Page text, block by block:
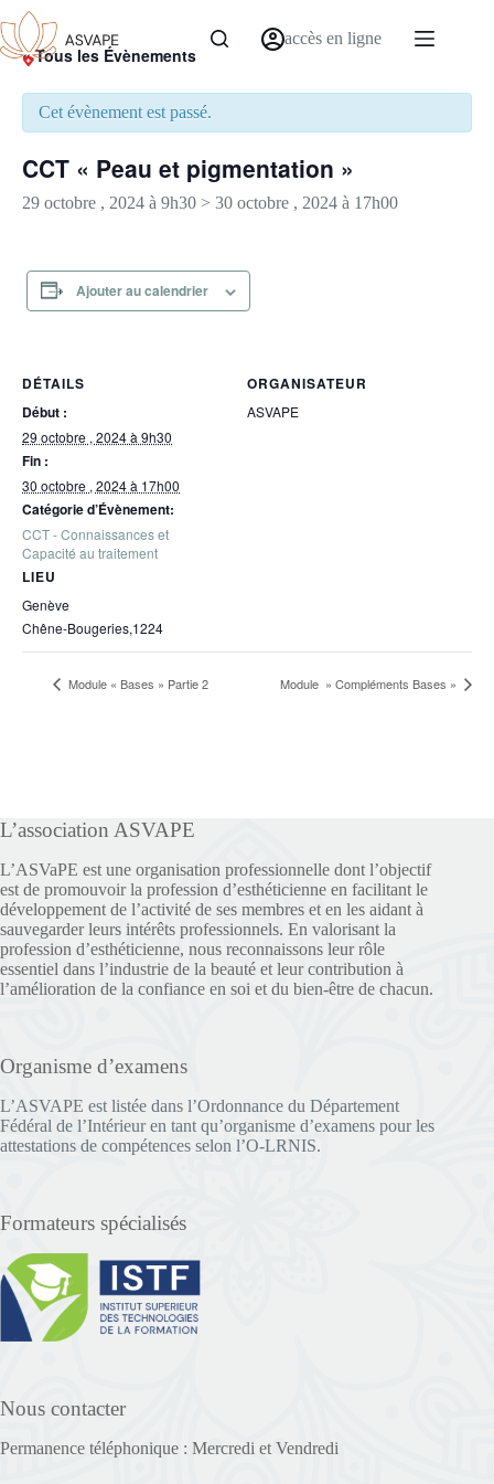
accès en ligne
« Tous les Évènements
Cet évènement est passé.
CCT « Peau et pigmentation »
29 octobre , 2024 à 9h30 > 30 octobre , 2024 à 17h00
Ajouter au calendrier
DÉTAILS
Début :
29 octobre , 2024 à 9h30
Fin :
30 octobre , 2024 à 17h00
Catégorie d’Évènement:
CCT - Connaissances et
Capacité au traitement
LIEU
Genève
Chêne-Bougeries,1224
ORGANISATEUR
ASVAPE
Module « Bases » Partie 2 Module » Compléments Bases »
L’association ASVAPE
L’ASVaPE est une organisation professionnelle dont l’objectif
est de promouvoir la profession d’esthéticienne en facilitant le
développement de l’activité de ses membres et en les aidant à
sauvegarder leurs intérêts professionnels. En valorisant la
profession d’esthéticienne, nous reconnaissons leur rôle
essentiel dans l’industrie de la beauté et leur contribution à
l’amélioration de la confiance en soi et du bien-être de chacun.
Organisme d’examens
L’ASVAPE est listée dans l’Ordonnance du Département
Fédéral de l’Intérieur en tant qu’organisme d’examens pour les
attestations de compétences selon l’O-LRNIS.
Formateurs spécialisés
Nous contacter
Permanence téléphonique : Mercredi et Vendredi